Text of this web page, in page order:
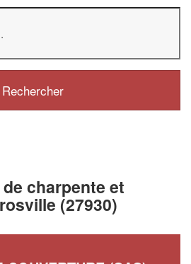
charpente et
(27930)